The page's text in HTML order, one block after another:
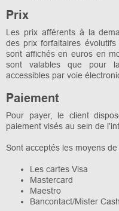
Prix
Les prix afférents à la
des prix forfaitaires
sont affichés en euros en
sont valables que pour
accessibles par voie
Paiement
Pour payer, le client
paiement visés au sein de
Sont acceptés les moyens
Les cartes Visa
Mastercard
Maestro
Bancontact/Mister Cash